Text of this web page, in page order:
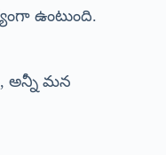
ఉంటుంది.
అన్నీ మన